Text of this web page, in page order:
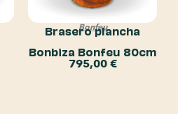
Bonfeu
Brasero plancha
Bonbiza Bonfeu 80cm
795,00€